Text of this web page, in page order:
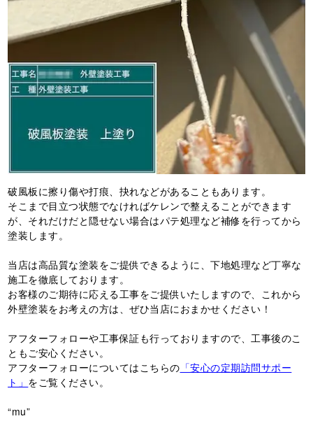
破風板に擦り傷や打痕、抉れなどがあることもあります。
そこまで目立つ状態でなければケレンで整えることができます
が、それだけだと隠せない場合はパテ処理など補修を行ってから
塗装します。
当店は高品質な塗装をご提供できるように、下地処理など丁寧な
施工を徹底しております。
お客様のご期待に応える工事をご提供いたしますので、これから
外壁塗装をお考えの方は、ぜひ当店におまかせください！
アフターフォローや工事保証も行っておりますので、工事後のこ
ともご安心ください。
アフターフォローについてはこちらの 「安心の定期訪問サポー
ト」 をご覧ください。
“mu”